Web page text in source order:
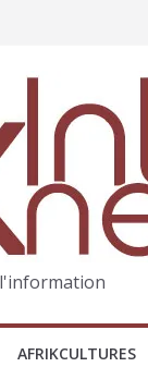
AFRIKCULTURES